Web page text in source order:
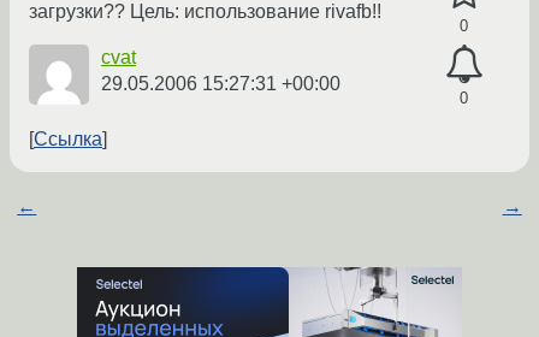
0
0
загрузки?? Цель: использование rivafb!!
cvat
29.05.2006 15:27:31 +00:00
Ссылка
← →